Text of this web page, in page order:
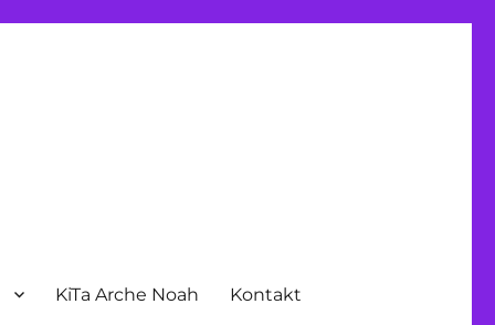
KiTa Arche Noah Kontakt